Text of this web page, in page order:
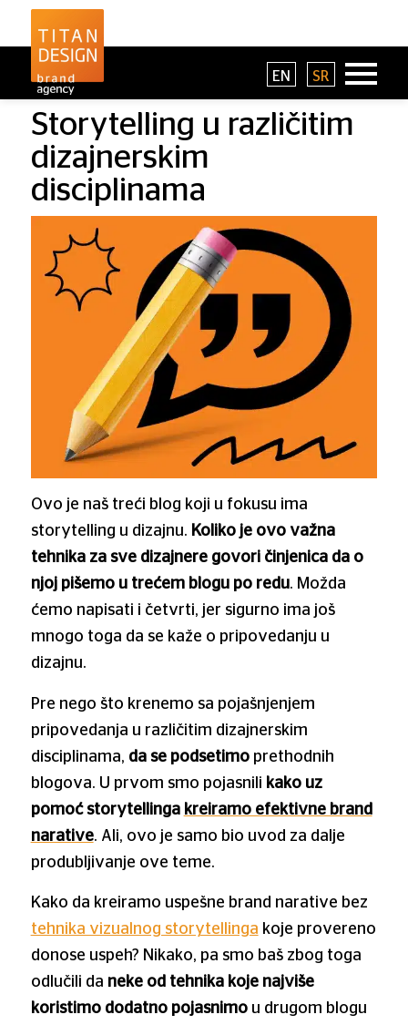
EN SR
Storytelling u različitim
dizajnerskim
disciplinama
Ovo je naš treći blog koji u fokusu ima
storytelling u dizajnu. Koliko je ovo važna
tehnika za sve dizajnere govori činjenica da o
njoj pišemo u trećem blogu po redu. Možda
ćemo napisati i četvrti, jer sigurno ima još
mnogo toga da se kaže o pripovedanju u
dizajnu.
Pre nego što krenemo sa pojašnjenjem
pripovedanja u različitim dizajnerskim
disciplinama, da se podsetimoprethodnih
blogova. U prvom smo pojasnili kako uz
pomoć storytellinga kreiramo efektivne brand
narative. Ali, ovo je samo bio uvod za dalje
produbljivanje ove teme.
Kako da kreiramo uspešne brand narative bez
tehnika vizualnog storytellinga koje provereno
donose uspeh? Nikako, pa smo baš zbog toga
odlučili da neke od tehnika koje najviše
koristimo dodatno pojasnimou drugom blogu